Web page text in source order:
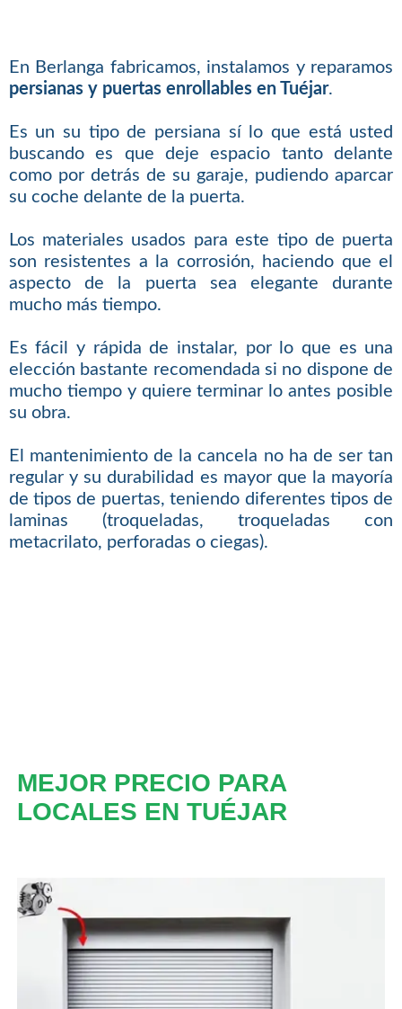
En Berlanga fabricamos, instalamos y reparamos
persianas y puertas enrollables en Tuéjar.
Es un su tipo de persiana sí lo que está usted
buscando es que deje espacio tanto delante
como por detrás de su garaje, pudiendo aparcar
su coche delante de la puerta.
Los materiales usados para este tipo de puerta
son resistentes a la corrosión, haciendo que el
aspecto de la puerta sea elegante durante
mucho más tiempo.
Es fácil y rápida de instalar, por lo que es una
elección bastante recomendada si no dispone de
mucho tiempo y quiere terminar lo antes posible
su obra.
El mantenimiento de la cancela no ha de ser tan
regular y su durabilidad es mayor que la mayoría
de tipos de puertas, teniendo diferentes tipos de
laminas (troqueladas, troqueladas con
metacrilato, perforadas o ciegas).
MEJOR PRECIO PARA
LOCALES EN TUÉJAR